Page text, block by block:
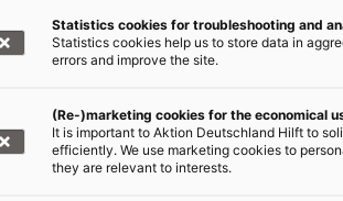
spenden!
Spenden für die Flüchtlinge aus Syrien
Statistics cookies for troubleshooting and
Statistics cookies help us to store data in
errors and improve the site.
(Re-)marketing cookies for the economical
It is important to Aktion Deutschland Hilft to
efficiently. We use marketing cookies to
they are relevant to interests.